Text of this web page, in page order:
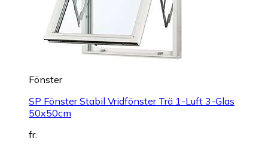
Fönster
SP Fönster Stabil Vridfönster Trä 1-Luft 3-Glas
50x50cm
fr.